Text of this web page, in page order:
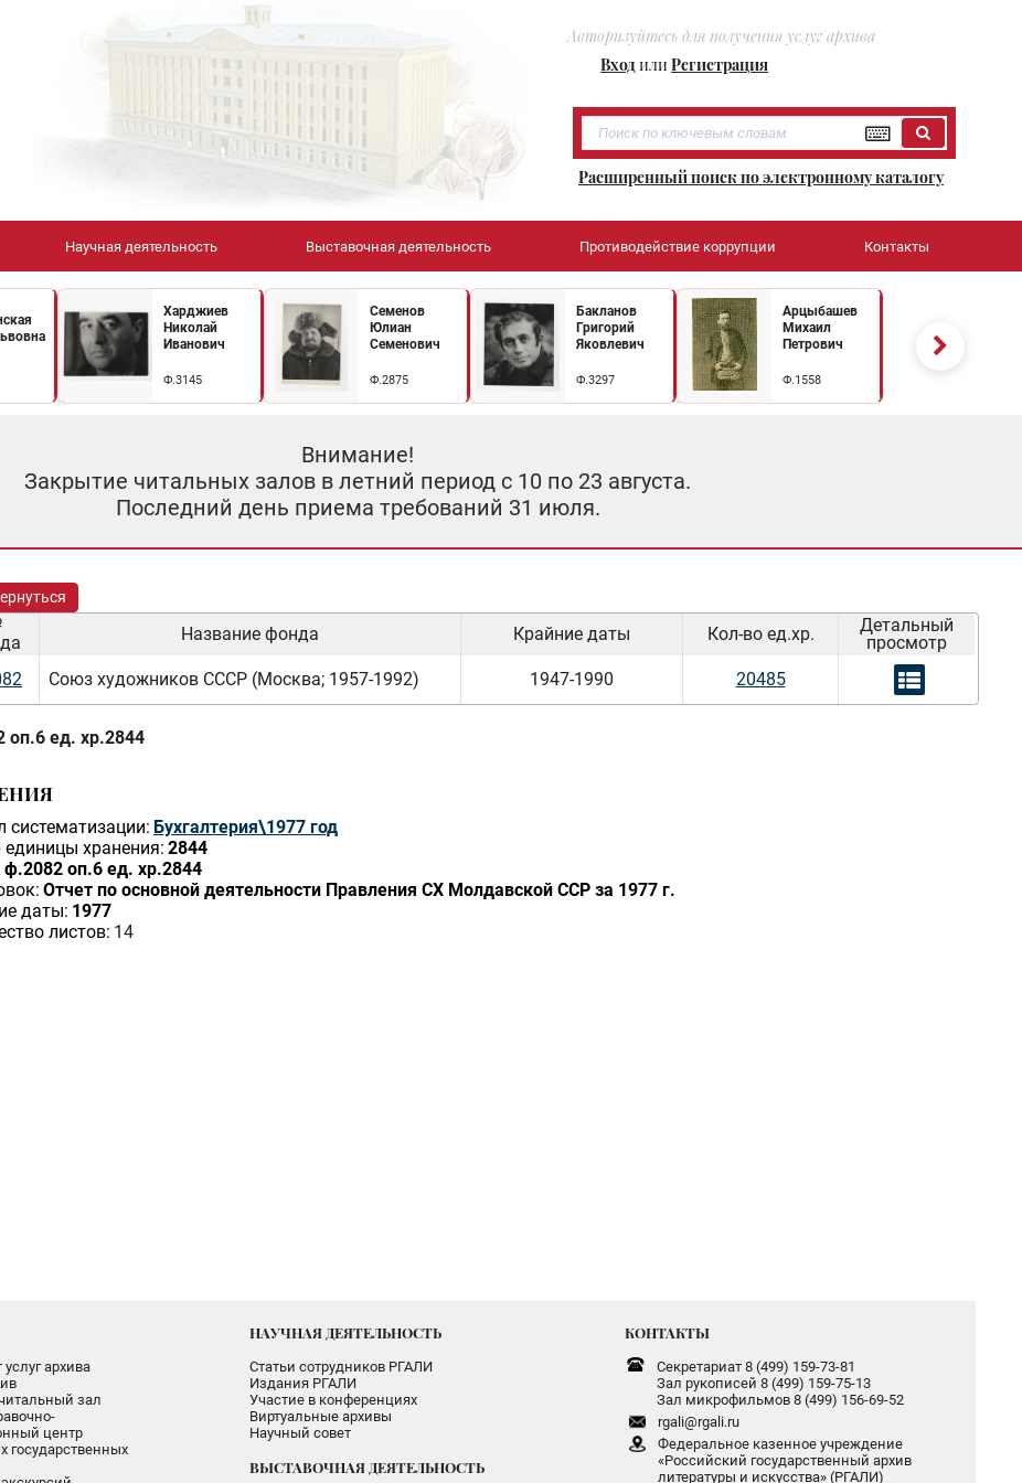
Авторизуйтесь для получения услуг архива
ВходилиРегистрация
Расширенный поиск по электронному каталогу
Научная деятельность Выставочная деятельность Противодействие коррупции Контакты
Харджиев
Николай
Иванович
Ф.3145
Семенов
Юлиан
Семенович
Ф.2875
Бакланов
Григорий
Яковлевич
Ф.3297
Арцыбашев
Михаил
Петрович
Ф.1558
Внимание!
Закрытие читальных залов в летний период с 10 по 23 августа.
Последний день приема требований 31 июля.
Название фонда Крайние даты Кол-во ед.хр.
Детальный
просмотр
Союз художников СССР (Москва; 1957-1992) 1947-1990 20485
оп.6 ед. хр.2844
систематизации: Бухгалтерия\1977 год
хранения: 2844
ф.2082 оп.6 ед. хр.2844
Отчет по основной деятельности Правления СХ Молдавской ССР за 1977 г.
даты: 1977
листов: 14
архива
зал
центр
государственных
НАУЧНАЯ ДЕЯТЕЛЬНОСТЬ
Статьи сотрудников РГАЛИ
Издания РГАЛИ
Участие в конференциях
Виртуальные архивы
Научный совет
ВЫСТАВОЧНАЯ ДЕЯТЕЛЬНОСТЬ
КОНТАКТЫ
Секретариат 8 (499) 159-73-81
Зал рукописей 8 (499) 159-75-13
Зал микрофильмов 8 (499) 156-69-52
rgali@rgali.ru
Федеральное казенное учреждение
«Российский государственный архив
литературы и искусства» (РГАЛИ)